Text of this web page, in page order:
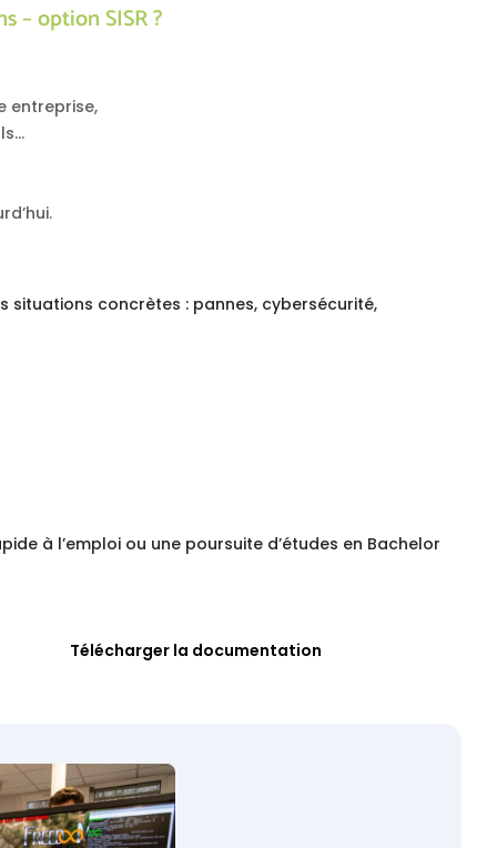
– option SISR ?
entreprise,
concrètes : pannes, cybersécurité,
à l’emploi ou une poursuite d’études en Bachelor
Télécharger la documentation